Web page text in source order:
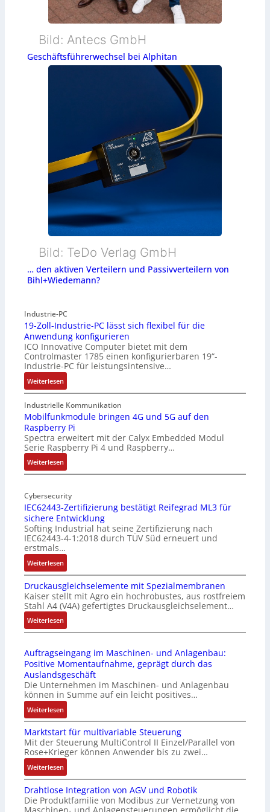
Bild: Antecs GmbH
Geschäftsführerwechsel bei Alphitan
Bild: TeDo Verlag GmbH
… den aktiven Verteilern und Passivverteilern von
Bihl+Wiedemann?
Industrie-PC
19-Zoll-Industrie-PC lässt sich flexibel für die
Anwendung konfigurieren
ICO Innovative Computer bietet mit dem
Controlmaster 1785 einen konfigurierbaren 19“-
Industrie-PC für leistungsintensive…
Weiterlesen:
1
9
-
Z
o
l
l
-
n
d
u
s
t
r
i
e
-
P
C
l
ä
s
t
s
i
c
h
f
l
e
x
i
b
e
l
Industrielle Kommunikation
Mobilfunkmodule bringen 4G und 5G auf den
Raspberry Pi
Spectra erweitert mit der Calyx Embedded Modul
Serie Raspberry Pi 4 und Raspberry…
Weiterlesen:
M
b
i
l
f
u
n
k
m
o
d
u
l
e
r
i
n
g
e
n
G
u
n
d
5
G
a
Cybersecurity
IEC62443-Zertifizierung bestätigt Reifegrad ML3 für
sichere Entwicklung
Softing Industrial hat seine Zertifizierung nach
IEC62443-4-1:2018 durch TÜV Süd erneuert und
erstmals…
Weiterlesen:
I
E
6
2
4
3
-
Z
e
r
t
i
f
i
z
i
e
u
Druckausgleichselemente mit Spezialmembranen
Kaiser stellt mit Agro ein hochrobustes, aus rostfreiem
Stahl A4 (V4A) gefertigtes Druckausgleichselement…
Weiterlesen:
D
u
c
k
a
u
s
g
l
e
i
c
h
e
Auftragseingang im Maschinen- und Anlagenbau:
Positive Momentaufnahme, geprägt durch das
Auslandsgeschäft
Die Unternehmen im Maschinen- und Anlagenbau
können in Summe auf ein leicht positives…
Weiterlesen:
A
u
f
t
r
a
g
s
Marktstart für multivariable Steuerung
Mit der Steuerung MultiControl II Einzel/Parallel von
Rose+Krieger können Anwender bis zu zwei…
Weiterlesen:
M
a
r
Drahtlose Integration von AGV und Robotik
Die Produktfamilie von Modibus zur Vernetzung von